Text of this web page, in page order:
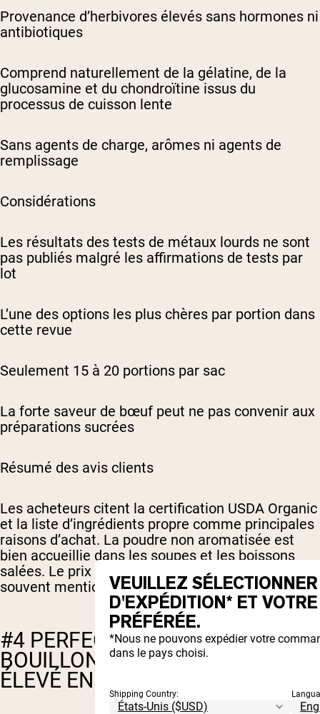
Provenance d’herbivores élevés sans hormones ni
antibiotiques
Comprend naturellement de la gélatine, de la
glucosamine et du chondroïtine issus du
processus de cuisson lente
Sans agents de charge, arômes ni agents de
remplissage
Considérations
Les résultats des tests de métaux lourds ne sont
pas publiés malgré les affirmations de tests par
lot
L’une des options les plus chères par portion dans
cette revue
Seulement 15 à 20 portions par sac
La forte saveur de bœuf peut ne pas convenir aux
préparations sucrées
Résumé des avis clients
Les acheteurs citent la certification USDA Organic
et la liste d’ingrédients propre comme principales
raisons d’achat. La poudre non aromatisée est
bien accueillie dans les soupes et les boissons
salées. Le prix par portion est la limitation la plus
souvent mentionnée.
#4 PERFECT SUPPLEMENTS :
BOUILLON D’OS DE POULET
ÉLEVÉ EN PLEIN AIR BIOLOGIQUE
VEUILLEZ
D'EXPÉDITION* ET
PRÉFÉRÉE.
*Nous ne pouvons expédier votre
dans le pays choisi.
Shipping Country: